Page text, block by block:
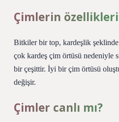
Çimlerin
Bitkiler bir top, kardeşlik
çok kardeş çim örtüsü nedeniyle
bir çeşittir. İyi bir çim örtüsü
değişir.
Çimler canlı mı?